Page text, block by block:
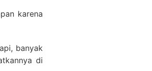
karena
banyak
di